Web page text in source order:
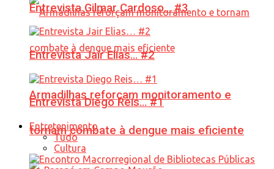
Armadilhas reforçam monitoramento e
tornam combate à dengue mais eficiente
Entrevista Gilmar Cardoso… #3
Entrevista Jair Elias… #2
Entrevista Diego Reis… #1
Entretenimento
Tudo
Cultura